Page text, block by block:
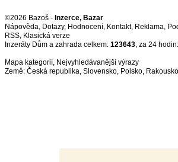
©2026 Bazoš - Inzerce, Bazar
Nápověda, Dotazy, Hodnocení, Kontakt, Reklama,
RSS,
Inzeráty Dům a zahrada celkem: 123643, za 24 hodin:
Mapa kategorií, Nejvyhledávanější výrazy
Země: Česká republika, Slovensko, Polsko, Rakousko